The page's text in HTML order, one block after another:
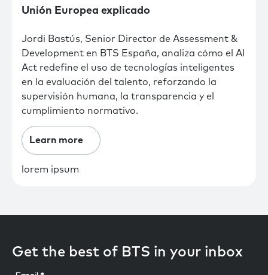
Unión Europea explicado
Jordi Bastús, Senior Director de Assessment &
Development en BTS España, analiza cómo el AI
Act redefine el uso de tecnologías inteligentes
en la evaluación del talento, reforzando la
supervisión humana, la transparencia y el
cumplimiento normativo.
Learn more
lorem ipsum
Get the best of BTS in your inbox